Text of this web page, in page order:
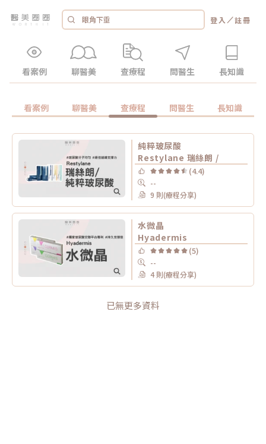
登入 ／註冊
看案例 聊醫美 查療程 問醫生 長知識
看案例 聊醫美 查療程 問醫生 長知識
純粹玻尿酸
Restylane 瑞絲朗 /
(4.4)
--
9 則(療程分享)
水微晶
Hyadermis
(5)
--
4 則(療程分享)
已無更多資料